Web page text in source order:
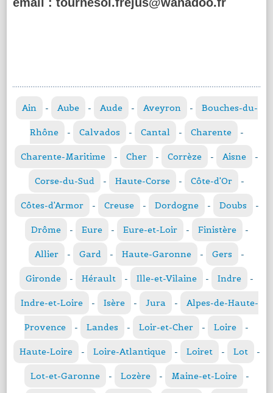
Ain - Aube - Aude - Aveyron - Bouches-du-
Rhône - Calvados - Cantal - Charente -
Charente-Maritime - Cher - Corrèze - Aisne -
Corse-du-Sud - Haute-Corse - Côte-d'Or -
Côtes-d'Armor - Creuse - Dordogne - Doubs -
Drôme - Eure - Eure-et-Loir - Finistère -
Allier - Gard - Haute-Garonne - Gers -
Gironde - Hérault - Ille-et-Vilaine - Indre -
Indre-et-Loire - Isère - Jura - Alpes-de-Haute-
Provence - Landes - Loir-et-Cher - Loire -
Haute-Loire - Loire-Atlantique - Loiret - Lot -
Lot-et-Garonne - Lozère - Maine-et-Loire -